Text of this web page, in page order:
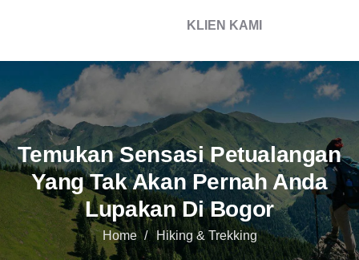
KLIEN KAMI
Temukan Sensasi Petualangan
Yang Tak Akan Pernah Anda
Lupakan Di Bogor
Home Hiking & Trekking